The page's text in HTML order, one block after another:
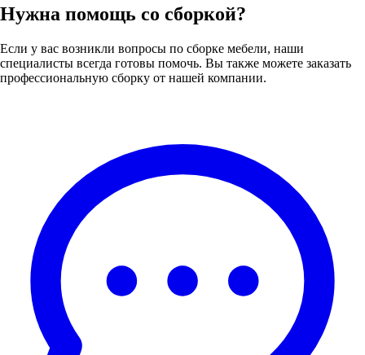
Нужна помощь со сборкой?
Если у вас возникли вопросы по сборке мебели, наши
специалисты всегда готовы помочь. Вы также можете заказать
профессиональную сборку от нашей компании.